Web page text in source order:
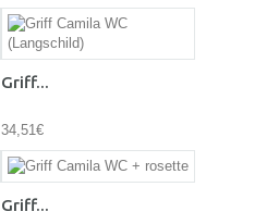
Griff...
34,51€
Griff...